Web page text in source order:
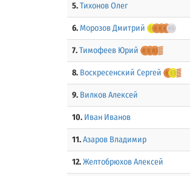
5. Тихонов Олег
6. Морозов Дмитрий
7. Тимофеев Юрий
8. Воскресенский Сергей
9. Вилков Алексей
10. Иван Иванов
11. Азаров Владимир
12. Желтобрюхов Алексей